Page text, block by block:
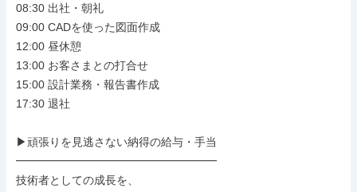
08:30 出社・朝礼
09:00 CADを使った図面作成
12:00 昼休憩
13:00 お客さまとの打合せ
15:00 設計業務・報告書作成
17:30 退社
▶頑張りを見逃さない納得の給与・手当
━━━━━━━━━━━━━━━━━━
技術者としての成長を、